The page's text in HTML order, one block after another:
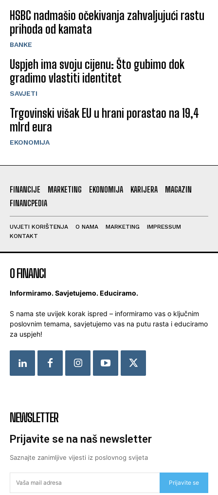
HSBC nadmašio očekivanja zahvaljujući rastu
prihoda od kamata
BANKE
Uspjeh ima svoju cijenu: Što gubimo dok
gradimo vlastiti identitet
SAVJETI
Trgovinski višak EU u hrani porastao na 19,4
mlrd eura
EKONOMIJA
FINANCIJE MARKETING EKONOMIJA KARIJERA
MAGAZIN
FINANCPEDIA
UVJETI KORIŠTENJA O NAMA MARKETING
IMPRESSUM
KONTAKT
O FINANCI
Informiramo. Savjetujemo. Educiramo.
S nama ste uvijek korak ispred – informiramo vas o ključnim
poslovnim temama, savjetujemo vas na putu rasta i educiramo
za uspjeh!
NEWSLETTER
Prijavite se na naš newsletter
Saznajte zanimljive vijesti iz poslovnog svijeta
Prijavite se